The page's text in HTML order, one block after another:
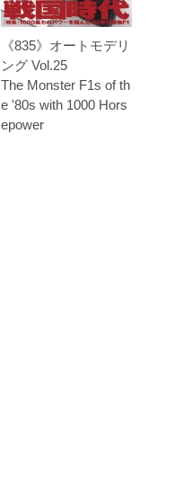
《835》オートモデリ
ング Vol.25
The Monster F1s of th
e '80s with 1000 Hors
epower